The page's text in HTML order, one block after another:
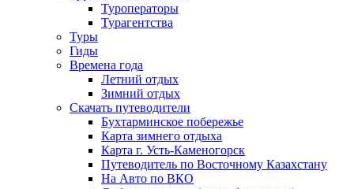
Туроператоры
Турагентства
Туры
Гиды
Времена года
Летний отдых
Зимний отдых
Скачать путеводители
Бухтарминское побережье
Карта зимнего отдыха
Карта г. Усть-Каменогорск
Путеводитель по Восточному Казахстану
На Авто по ВКО